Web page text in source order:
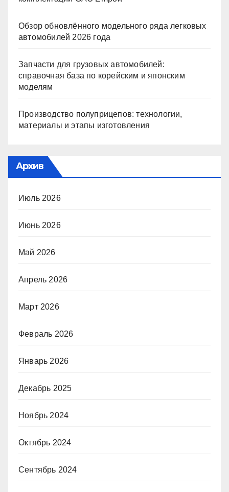
Обзор обновлённого модельного ряда легковых
автомобилей 2026 года
Запчасти для грузовых автомобилей:
справочная база по корейским и японским
моделям
Производство полуприцепов: технологии,
материалы и этапы изготовления
Архив
Июль 2026
Июнь 2026
Май 2026
Апрель 2026
Март 2026
Февраль 2026
Январь 2026
Декабрь 2025
Ноябрь 2024
Октябрь 2024
Сентябрь 2024